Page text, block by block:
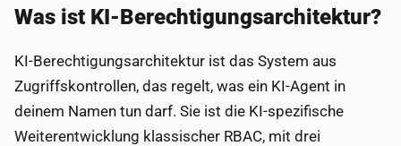
Was ist KI-Berechtigungsarchitektur?
KI-Berechtigungsarchitektur ist das System aus
Zugriffskontrollen, das regelt, was ein KI-Agent in
deinem Namen tun darf. Sie ist die KI-spezifische
Weiterentwicklung klassischer RBAC, mit drei